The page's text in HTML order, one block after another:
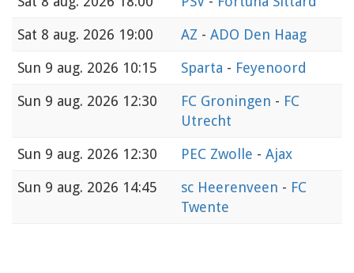
Sat 8 aug. 2026 19:00 AZ - ADO Den Haag
Sun 9 aug. 2026 10:15 Sparta - Feyenoord
Sun 9 aug. 2026 12:30 FC Groningen - FC
Utrecht
Sun 9 aug. 2026 12:30 PEC Zwolle - Ajax
Sun 9 aug. 2026 14:45 sc Heerenveen - FC
Twente